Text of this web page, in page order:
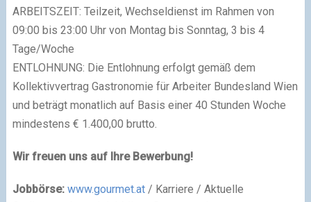
ARBEITSZEIT: Teilzeit, Wechseldienst im Rahmen von
09:00 bis 23:00 Uhr von Montag bis Sonntag, 3 bis 4
Tage/Woche
ENTLOHNUNG: Die Entlohnung erfolgt gemäß dem
Kollektivvertrag Gastronomie für Arbeiter Bundesland Wien
und beträgt monatlich auf Basis einer 40 Stunden Woche
mindestens € 1.400,00 brutto.
Wir freuen uns auf Ihre Bewerbung!
Jobbörse: www.gourmet.at/ Karriere / Aktuelle